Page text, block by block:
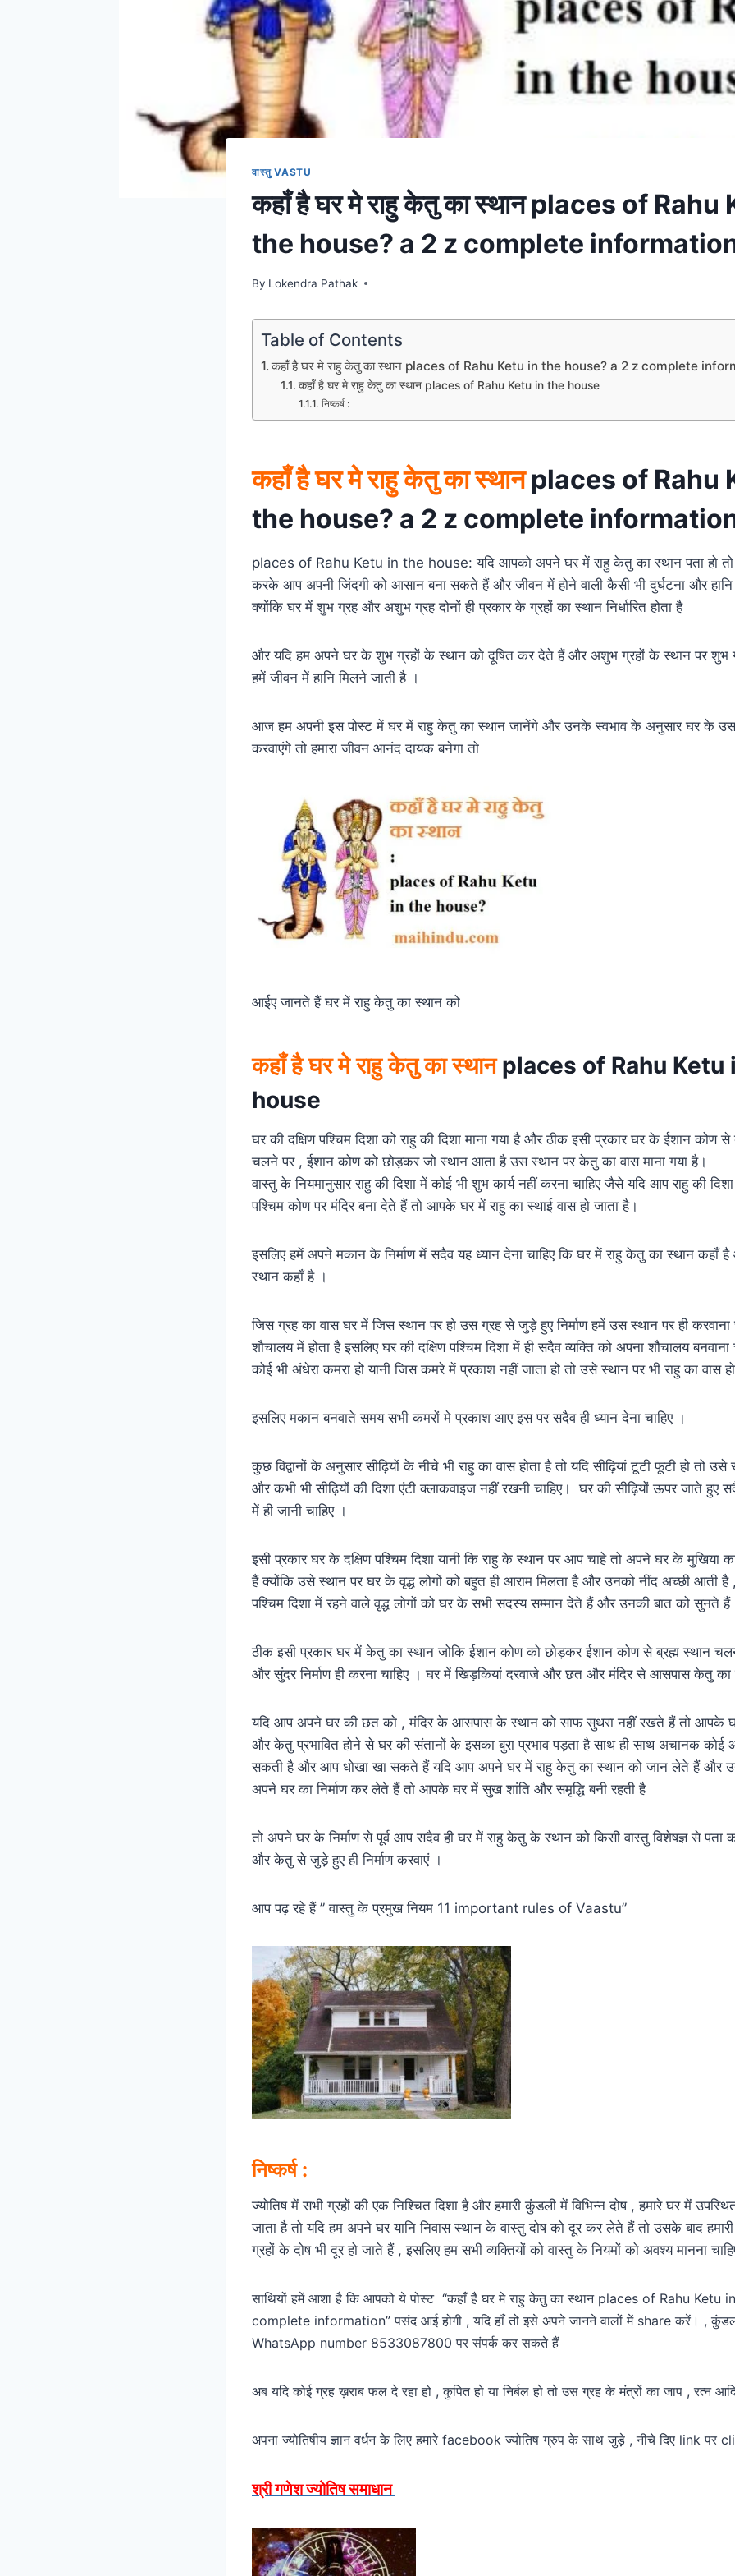
वास्तु VASTU
कहाँ है घर मे राहु केतु का स्थान places of Rahu
the house? a 2 z complete
By Lokendra Pathak
Table of Contents
कहाँ है घर मे राहु केतु का स्थान places of Rahu Ketu in the house? a 2 z complete
कहाँ है घर मे राहु केतु का स्थान places of Rahu Ketu in the house
निष्कर्ष :
कहाँ है घर मे राहु केतु का स्थानplaces of Rahu
the house? a 2 z complete
places of Rahu Ketu in the house: यदि आपको अपने घर में राहु केतु का स्थान पता हो
करके आप अपनी जिंदगी को आसान बना सकते हैं और जीवन में होने वाली कैसी भी दुर्घटना और
क्योंकि घर में शुभ ग्रह और अशुभ ग्रह दोनों ही प्रकार के ग्रहों का स्थान निर्धारित होता है
और यदि हम अपने घर के शुभ ग्रहों के स्थान को दूषित कर देते हैं और अशुभ ग्रहों के स्थान पर शुभ
हमें जीवन में हानि मिलने जाती है ।
आज हम अपनी इस पोस्ट में घर में राहु केतु का स्थान जानेंगे और उनके स्वभाव के अनुसार घर के उस
करवाएंगे तो हमारा जीवन आनंद दायक बनेगा तो
आईए जानते हैं घर में राहु केतु का स्थान को
कहाँ है घर मे राहु केतु का स्थानplaces of Rahu Ketu
house
घर की दक्षिण पश्चिम दिशा को राहु की दिशा माना गया है और ठीक इसी प्रकार घर के ईशान कोण
चलने पर , ईशान कोण को छोड़कर जो स्थान आता है उस स्थान पर केतु का वास माना गया है।
वास्तु के नियमानुसार राहु की दिशा में कोई भी शुभ कार्य नहीं करना चाहिए जैसे यदि आप राहु की
पश्चिम कोण पर मंदिर बना देते हैं तो आपके घर में राहु का स्थाई वास हो जाता है।
इसलिए हमें अपने मकान के निर्माण में सदैव यह ध्यान देना चाहिए कि घर में राहु केतु का स्थान कहाँ
स्थान कहाँ है ।
जिस ग्रह का वास घर में जिस स्थान पर हो उस ग्रह से जुड़े हुए निर्माण हमें उस स्थान पर ही करवाना
शौचालय में होता है इसलिए घर की दक्षिण पश्चिम दिशा में ही सदैव व्यक्ति को अपना शौचालय बनवाना
कोई भी अंधेरा कमरा हो यानी जिस कमरे में प्रकाश नहीं जाता हो तो उसे स्थान पर भी राहु का वास
इसलिए मकान बनवाते समय सभी कमरों मे प्रकाश आए इस पर सदैव ही ध्यान देना चाहिए ।
कुछ विद्वानों के अनुसार सीढ़ियों के नीचे भी राहु का वास होता है तो यदि सीढ़ियां टूटी फूटी हो तो उसे
और कभी भी सीढ़ियों की दिशा एंटी क्लाकवाइज नहीं रखनी चाहिए। घर की सीढ़ियों ऊपर जाते हुए
में ही जानी चाहिए ।
इसी प्रकार घर के दक्षिण पश्चिम दिशा यानी कि राहु के स्थान पर आप चाहे तो अपने घर के मुखिया
हैं क्योंकि उसे स्थान पर घर के वृद्ध लोगों को बहुत ही आराम मिलता है और उनको नींद अच्छी आती है
पश्चिम दिशा में रहने वाले वृद्ध लोगों को घर के सभी सदस्य सम्मान देते हैं और उनकी बात को सुनते
ठीक इसी प्रकार घर में केतु का स्थान जोकि ईशान कोण को छोड़कर ईशान कोण से ब्रह्म स्थान
और सुंदर निर्माण ही करना चाहिए । घर में खिड़कियां दरवाजे और छत और मंदिर से आसपास केतु का
यदि आप अपने घर की छत को , मंदिर के आसपास के स्थान को साफ सुथरा नहीं रखते हैं तो आपके
और केतु प्रभावित होने से घर की संतानों के इसका बुरा प्रभाव पड़ता है साथ ही साथ अचानक कोई
सकती है और आप धोखा खा सकते हैं यदि आप अपने घर में राहु केतु का स्थान को जान लेते हैं और
अपने घर का निर्माण कर लेते हैं तो आपके घर में सुख शांति और समृद्धि बनी रहती है
तो अपने घर के निर्माण से पूर्व आप सदैव ही घर में राहु केतु के स्थान को किसी वास्तु विशेषज्ञ से पता
और केतु से जुड़े हुए ही निर्माण करवाएं ।
आप पढ़ रहे हैं ” वास्तु के प्रमुख नियम 11 important rules of Vaastu”
निष्कर्ष :
ज्योतिष में सभी ग्रहों की एक निश्चित दिशा है और हमारी कुंडली में विभिन्न दोष , हमारे घर में
जाता है तो यदि हम अपने घर यानि निवास स्थान के वास्तु दोष को दूर कर लेते हैं तो उसके बाद
ग्रहों के दोष भी दूर हो जाते हैं , इसलिए हम सभी व्यक्तियों को वास्तु के नियमों को अवश्य मानना
साथियों हमें आशा है कि आपको ये पोस्ट “कहाँ है घर मे राहु केतु का स्थान places of Rahu Ketu
complete information” पसंद आई होगी , यदि हाँ तो इसे अपने जानने वालों में share करें। ,
WhatsApp number 8533087800 पर संपर्क कर सकते हैं
अब यदि कोई ग्रह ख़राब फल दे रहा हो , कुपित हो या निर्बल हो तो उस ग्रह के मंत्रों का जाप , रत्न
अपना ज्योतिषीय ज्ञान वर्धन के लिए हमारे facebook ज्योतिष ग्रुप के साथ जुड़े , नीचे दिए link पर
श्री गणेश ज्योतिष समाधान